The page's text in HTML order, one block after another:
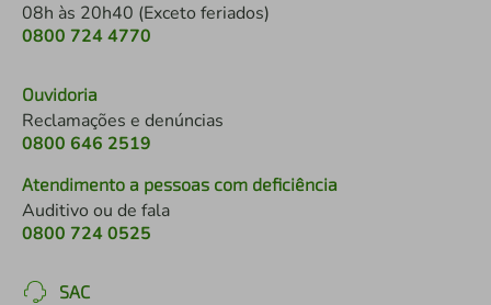
08h às 20h40 (Exceto feriados)
0800 724 4770
Ouvidoria
Reclamações e denúncias
0800 646 2519
Atendimento a pessoas com deficiência
Auditivo ou de fala
0800 724 0525
SAC